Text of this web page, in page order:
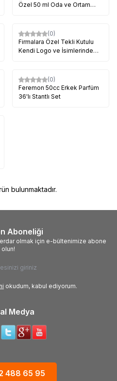
Özel 50 ml Oda ve Ortam
(0)
Firmalara Özel Tekli Kutulu
Kendi Logo ve İsimlerinde
(0)
Feremon 50cc Erkek Parfüm
36'lı Stantlı Set
bulunmaktadır.
Aboneliği
olmak için e-bültenimize abone
olun!
okudum, kabul ediyorum.
Medya
488 65 95